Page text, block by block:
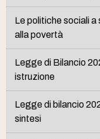
Le politiche sociali
alla povertà
Legge di Bilancio
istruzione
Legge di bilancio
sintesi